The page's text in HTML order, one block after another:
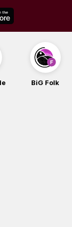
BiG Folk